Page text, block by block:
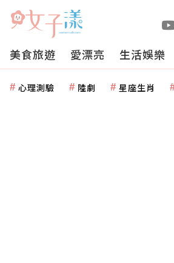
美食旅遊 愛漂亮 生活娛樂
心理測驗 陸劇 星座生肖